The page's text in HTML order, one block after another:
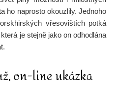
ho naprosto okouzlily. Jednoho
vřesovištích potká
je stejně jako on odhodlána
on-line ukázka